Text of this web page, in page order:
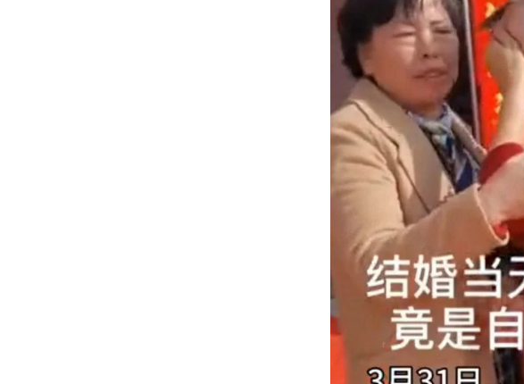
STORIA E
COMPLOTTI,
EDITORIALI
TRUFFE E
CLIMA ED